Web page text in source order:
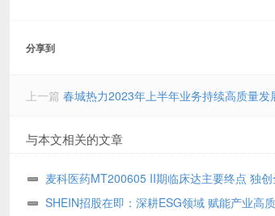
分享到
上一篇 春城热力2023年上半年业务持续高质量发
与本文相关的文章
麦科医药MT200605 II期临床达主要终点 独
相国际卒中大会
SHEIN招股在即：深耕ESG领域 赋能产业高